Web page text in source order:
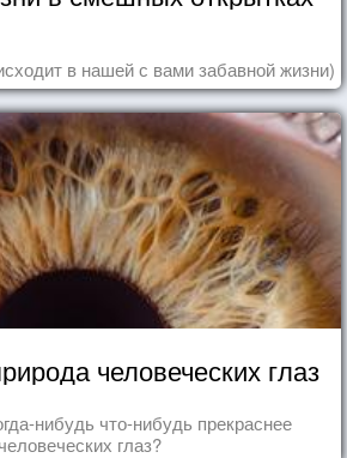
в нашей с вами забавной жизни)
человеческих глаз
нибудь что-нибудь прекраснее
человеческих глаз?